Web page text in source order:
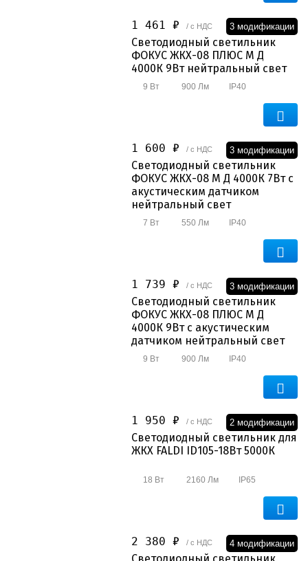
3 модификации
Светодиодный светильник
ФОКУС ЖКХ-08 ПЛЮС М Д
4000К 9Вт нейтральный свет
9 Вт 900 Лм IP40
1 461 ₽ / с НДС
3 модификации
Светодиодный светильник
ФОКУС ЖКХ-08 М Д 4000К 7Вт с
акустическим датчиком
нейтральный свет
7 Вт 550 Лм IP40
1 600 ₽ / с НДС
3 модификации
Светодиодный светильник
ФОКУС ЖКХ-08 ПЛЮС М Д
4000К 9Вт с акустическим
датчиком нейтральный свет
9 Вт 900 Лм IP40
1 739 ₽ / с НДС
2 модификации
Светодиодный светильник для
ЖКХ FALDI ID105-18Вт 5000К
18 Вт 2160 Лм IP65
1 950 ₽ / с НДС
4 модификации
2 380 ₽ / с НДС